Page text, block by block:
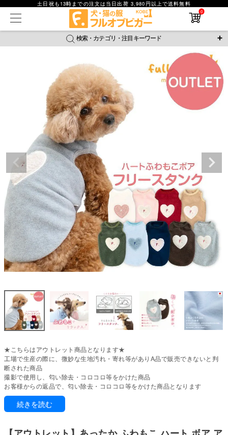
土日祝も13時までの注文は当日出荷 3,980円以上で送料無料
0
検索・カテゴリ・注目キーワード
＼注目ワード／
防蚊 腹巻 撥水レイン ラッシュガード
接触冷感 おそろコーデ 背中開きアイテム
新作アイテム
返品・交換について
詳細検索
在庫なし商品
在庫なし商品を表示しない
並び順
新着順
価格が安い順
価格が高い順
レビュー数順
★こちらはアウトレット商品となります★
工場で生産の際に、微妙な生地汚れ・寄れ等がありA品で販売できないと判
断された商品
撮影で使用し、匂い除去・コロコロ等をかけた商品
お客様からの返品で、匂い除去・コロコロ等をかけた商品となります
寒さから、愛おしい我が子を守るあたたかさ。
寒い季節は、ペットの体温管理がとても大切です。
ふわもこボアの大きなハートアップリケがかわいい秋冬に似合う落ち着いた
続きを読む